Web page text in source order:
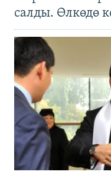
салды. Өлкөдө